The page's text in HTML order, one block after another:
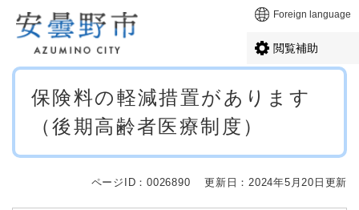
メニューを飛ばして本文へ Foreign language
閲覧補助
本
保険料の軽減措置があります
（後期高齢者医療制度）
ページID：0026890 更新日：2024年5月20日更新